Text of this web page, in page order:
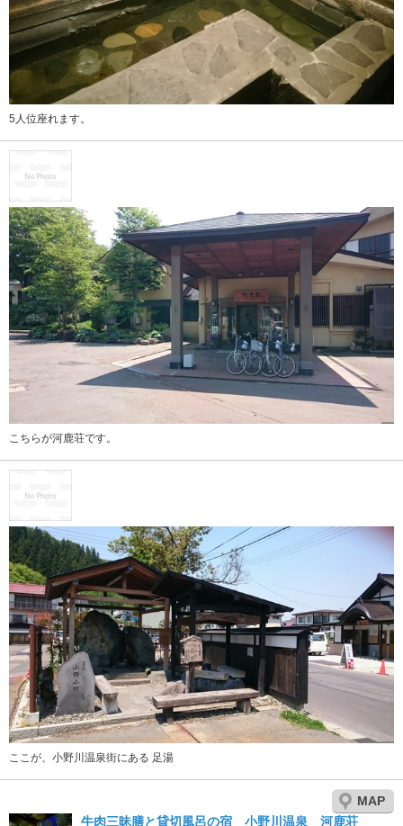
5人位座れます。
こちらが河鹿荘です。
ここが、小野川温泉街にある 足湯
MAP
牛肉三昧膳と貸切風呂の宿 小野川温泉 河鹿荘